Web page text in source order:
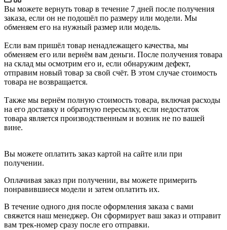
Вы можете вернуть товар в течение 7 дней после получения
заказа, если он не подошёл по размеру или модели. Мы
обменяем его на нужный размер или модель.
Если вам пришёл товар ненадлежащего качества, мы
обменяем его или вернём вам деньги. После получения товара
на склад мы осмотрим его и, если обнаружим дефект,
отправим новый товар за свой счёт. В этом случае стоимость
товара не возвращается.
Также мы вернём полную стоимость товара, включая расходы
на его доставку и обратную пересылку, если недостаток
товара является производственным и возник не по вашей
вине.
Вы можете оплатить заказ картой на сайте или при
получении.
Оплачивая заказ при получении, вы можете примерить
понравившиеся модели и затем оплатить их.
В течение одного дня после оформления заказа с вами
свяжется наш менеджер. Он сформирует ваш заказ и отправит
вам трек-номер сразу после его отправки.